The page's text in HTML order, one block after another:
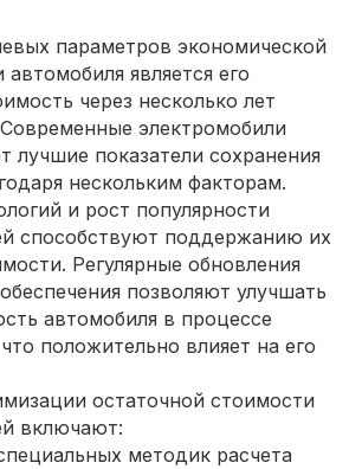
параметров экономической
является его
через несколько лет
электромобили
лучшие показатели сохранения
нескольким факторам.
и рост популярности
способствуют поддержанию их
Регулярные обновления
позволяют улучшать
автомобиля в процессе
положительно влияет на его
остаточной стоимости
включают:
методик расчета